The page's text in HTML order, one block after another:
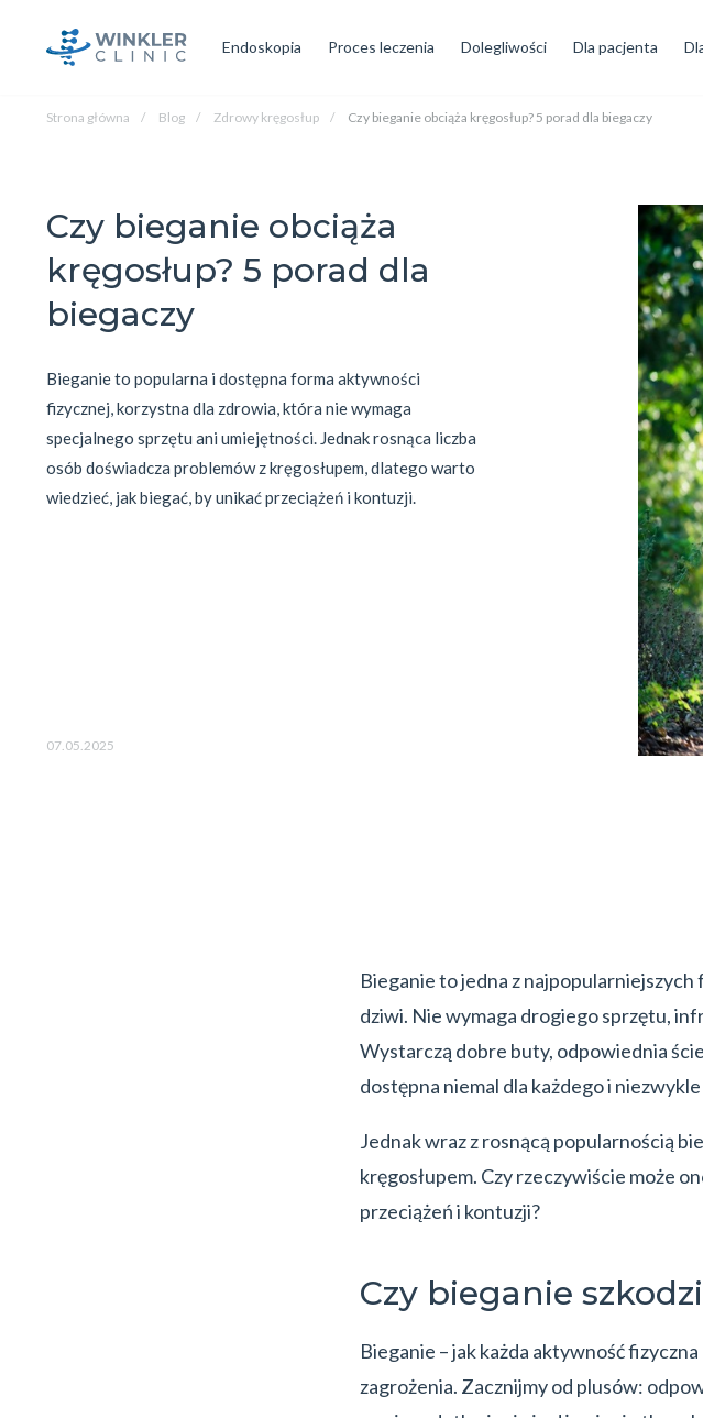
Endoskopia Proces leczenia Dolegliwości Dla pacjenta
Strona główna Blog Zdrowy kręgosłup Czy bieganie obciąża kręgosłup? 5 porad dla biegaczy
Czy bieganie obciąża
kręgosłup? 5 porad dla
biegaczy
Bieganie to popularna i dostępna forma aktywności
fizycznej, korzystna dla zdrowia, która nie wymaga
specjalnego sprzętu ani umiejętności. Jednak rosnąca liczba
osób doświadcza problemów z kręgosłupem, dlatego warto
wiedzieć, jak biegać, by unikać przeciążeń i kontuzji.
07.05.2025
Bieganie to jedna z
dziwi. Nie wymaga drogiego sprzętu,
Wystarczą dobre buty, odpowiednia
dostępna niemal dla każdego i
Jednak wraz z rosnącą popularnością
kręgosłupem. Czy rzeczywiście może
przeciążeń i kontuzji?
Czy bieganie
Bieganie – jak każda aktywność
zagrożenia. Zacznijmy od plusów: